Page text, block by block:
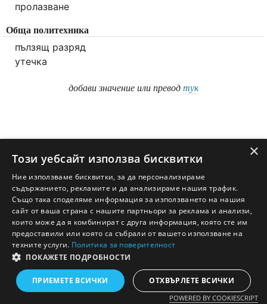
пролазване
Обща политехника
пълзящ разряд
утечка
добави значение или преводтук
Английско - Български речник © Ezikov.com
Условия
Контакти Панел
×
Този уебсайт използва бисквитки
Ние използваме бисквитки, за да персонализираме
съдържанието, рекламите и да анализираме нашия трафик.
Също така споделяме информация за използването на нашия
сайт от ваша страна с нашите партньори за реклама и анализи,
които може да я комбинират с друга информация, която сте им
предоставили или която са събрали от вашето използване на
техните услуги. Политика за поверителност
ПОКАЖЕТЕ ПОДРОБНОСТИ
ПРИЕМЕТЕ ВСИЧКИ ОТХВЪРЛЕТЕ ВСИЧКИ
POWERED BY COOKIESCRIPT